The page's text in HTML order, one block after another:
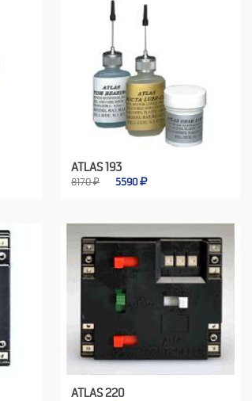
ATLAS 193
8170 ₽ 5590
ATLAS 220